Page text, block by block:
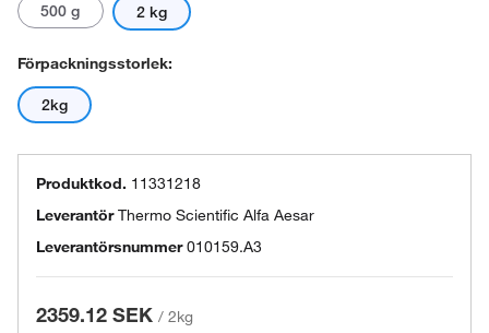
500 g 2 kg
Förpackningsstorlek:
2kg
Produktkod. 11331218
LeverantörThermo Scientific Alfa Aesar
Leverantörsnummer 010159.A3
2359.12 SEK / 2kg